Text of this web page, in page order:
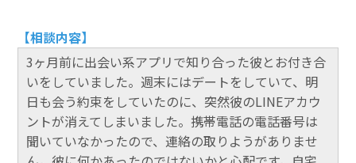
【相談内容】
3ヶ月前に出会い系アプリで知り合った彼とお付き合
いをしていました。週末にはデートをしていて、明
日も会う約束をしていたのに、突然彼のLINEアカウ
ントが消えてしまいました。携帯電話の電話番号は
聞いていなかったので、連絡の取りようがありませ